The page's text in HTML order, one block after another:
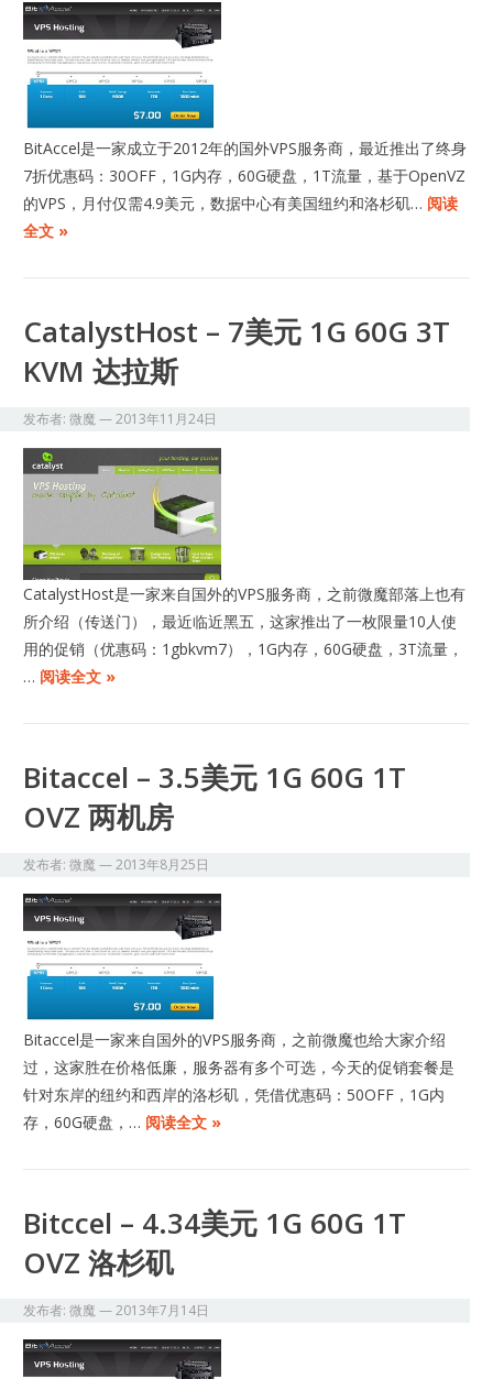
BitAccel是一家成立于2012年的国外VPS服务商，最近推出了终身
7折优惠码：30OFF，1G内存，60G硬盘，1T流量，基于OpenVZ
的VPS，月付仅需4.9美元，数据中心有美国纽约和洛杉矶… 阅读
全文 »
CatalystHost – 7美元 1G 60G 3T
KVM 达拉斯
发布者:微魔—2013年11月24日
​CatalystHost是一家来自国外的VPS服务商，之前微魔部落上也有
所介绍（传送门），最近临近黑五，这家推出了一枚限量10人使
用的促销（优惠码：1gbkvm7），1G内存，60G硬盘，3T流量，
… 阅读全文 »
Bitaccel – 3.5美元 1G 60G 1T
OVZ 两机房
发布者:微魔—2013年8月25日
​Bitaccel是一家来自国外的VPS服务商，之前微魔也给大家介绍
过，这家胜在价格低廉，服务器有多个可选，今天的促销套餐是
针对东岸的纽约和西岸的洛杉矶，凭借优惠码：50OFF，1G内
存，60G硬盘，… 阅读全文 »
Bitccel – 4.34美元 1G 60G 1T
OVZ 洛杉矶
发布者:微魔—2013年7月14日